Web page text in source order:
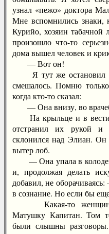
узнал «пежо» доктора
Мне вспомнились знаки,
Курийо, хозяин табачной
произошло что-то
дома вышел человек и
— Вот он!
Я тут же остановил
смешалось. Помню
когда кто-то сказал:
— Она внизу, во
На крыльце и в
отстранил их рукой и
склонился над Элиан. Он
вытер лоб.
— Она упала в
и, продолжая делать
добавил, не
в сознание. Но если бы
Какая-то женщина
Матушку Капитан. Том
были слышны